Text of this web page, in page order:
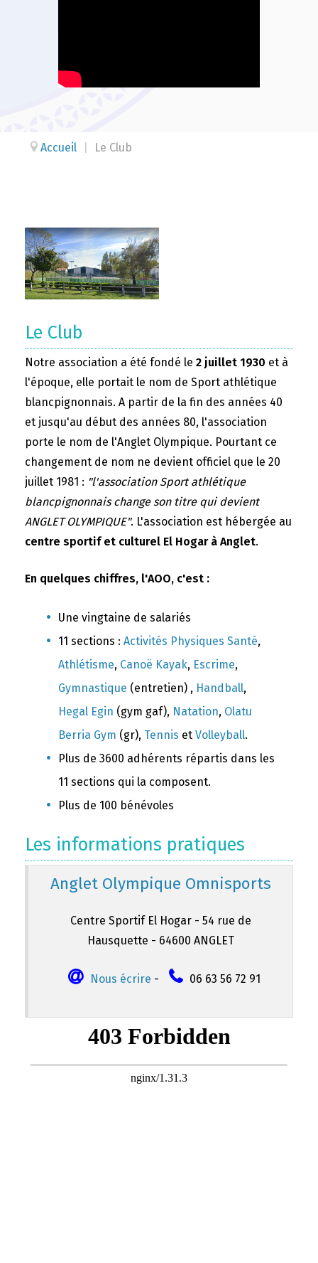
Accueil Le Club
Le Club
Notre association a été fondé le 2 juillet 1930 et à
l'époque, elle portait le nom de Sport athlétique
blancpignonnais. A partir de la fin des années 40
et jusqu'au début des années 80, l'association
porte le nom de l'Anglet Olympique. Pourtant ce
changement de nom ne devient officiel que le 20
juillet 1981 : "l'association Sport athlétique
blancpignonnais change son titre qui devient
ANGLET OLYMPIQUE". L'association est hébergée au
centre sportif et culturel El Hogar à Anglet.
En quelques chiffres, l'AOO, c'est :
Une vingtaine de salariés
11 sections : Activités Physiques Santé,
Athlétisme, Canoë Kayak, Escrime,
Gymnastique (entretien) , Handball,
Hegal Egin (gym gaf), Natation, Olatu
Berria Gym (gr), Tennis et Volleyball.
Plus de 3600 adhérents répartis dans les
11 sections qui la composent.
Plus de 100 bénévoles
Les informations pratiques
Anglet Olympique Omnisports
Centre Sportif El Hogar - 54 rue de
Hausquette - 64600 ANGLET
Nous écrire - 06 63 56 72 91